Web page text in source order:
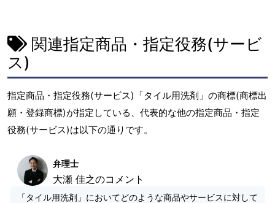
関連指定商品・指定役務(サービ
ス)
指定商品・指定役務(サービス)「タイル用洗剤」の商標(商標出
願・登録商標)が指定している、代表的な他の指定商品・指定
役務(サービス)は以下の通りです。
弁理士
大瀬 佳之のコメント
「タイル用洗剤」においてどのような商品やサービスに対して